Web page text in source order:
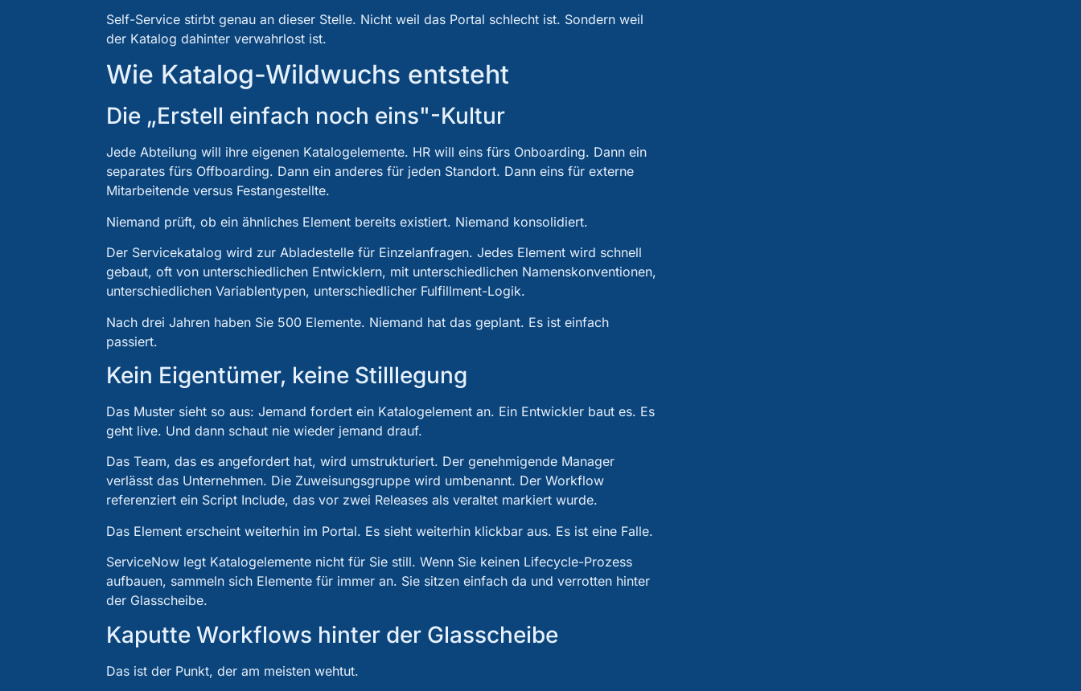
Self-Service stirbt genau an dieser Stelle. Nicht weil das Portal schlecht ist. Sondern weil
der Katalog dahinter verwahrlost ist.
Wie Katalog-Wildwuchs entsteht
Die „Erstell einfach noch eins"-Kultur
Jede Abteilung will ihre eigenen Katalogelemente. HR will eins fürs Onboarding. Dann ein
separates fürs Offboarding. Dann ein anderes für jeden Standort. Dann eins für externe
Mitarbeitende versus Festangestellte.
Niemand prüft, ob ein ähnliches Element bereits existiert. Niemand konsolidiert.
Der Servicekatalog wird zur Abladestelle für Einzelanfragen. Jedes Element wird schnell
gebaut, oft von unterschiedlichen Entwicklern, mit unterschiedlichen Namenskonventionen,
unterschiedlichen Variablentypen, unterschiedlicher Fulfillment-Logik.
Nach drei Jahren haben Sie 500 Elemente. Niemand hat das geplant. Es ist einfach
passiert.
Kein Eigentümer, keine Stilllegung
Das Muster sieht so aus: Jemand fordert ein Katalogelement an. Ein Entwickler baut es. Es
geht live. Und dann schaut nie wieder jemand drauf.
Das Team, das es angefordert hat, wird umstrukturiert. Der genehmigende Manager
verlässt das Unternehmen. Die Zuweisungsgruppe wird umbenannt. Der Workflow
referenziert ein Script Include, das vor zwei Releases als veraltet markiert wurde.
Das Element erscheint weiterhin im Portal. Es sieht weiterhin klickbar aus. Es ist eine Falle.
ServiceNow legt Katalogelemente nicht für Sie still. Wenn Sie keinen Lifecycle-Prozess
aufbauen, sammeln sich Elemente für immer an. Sie sitzen einfach da und verrotten hinter
der Glasscheibe.
Kaputte Workflows hinter der Glasscheibe
Das ist der Punkt, der am meisten wehtut.